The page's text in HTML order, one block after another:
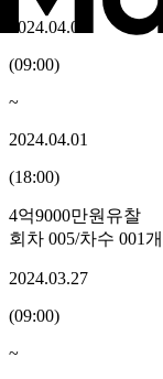
2024.04.01
(09:00)
~
2024.04.01
(18:00)
4억9000만원 유찰
회차 005/차수 001
2024.03.27
(09:00)
~